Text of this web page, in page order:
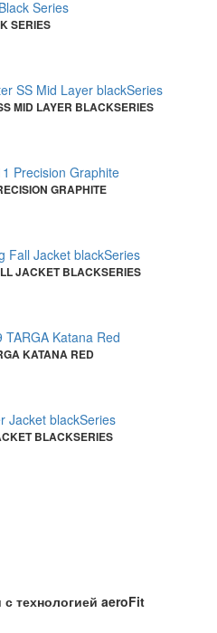
SERIES
MID LAYER BLACKSERIES
GRAPHITE
JACKET BLACKSERIES
KATANA RED
BLACKSERIES
технологией aeroFit